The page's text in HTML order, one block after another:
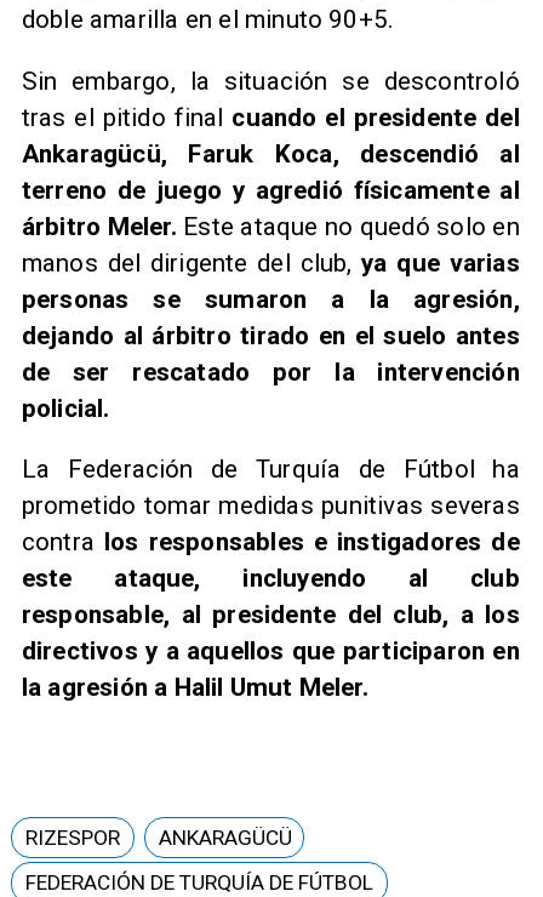
doble amarilla en el minuto 90+5.
Sin embargo, la situación se descontroló
tras el pitido final cuando el presidente del
Ankaragücü, Faruk Koca, descendió al
terreno de juego y agredió físicamente al
árbitro Meler. Este ataque no quedó solo en
manos del dirigente del club, ya que varias
personas se sumaron a la agresión,
dejando al árbitro tirado en el suelo antes
de ser rescatado por la intervención
policial.
La Federación de Turquía de Fútbol ha
prometido tomar medidas punitivas severas
contra
los responsables e instigadores de
este ataque, incluyendo al club
responsable, al presidente del club, a los
directivos y a aquellos que participaron en
la agresión a Halil Umut Meler.
RIZESPOR
ANKARAGÜCÜ
FEDERACIÓN DE TURQUÍA DE FÚTBOL